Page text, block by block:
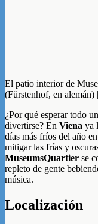
El patio interior de
(Fürstenhof, en alemán) |
¿Por qué esperar todo
divertirse? En Viena ya
días más fríos del año
mitigar las frías y
MuseumsQuartier se
repleto de gente
música.
Localización